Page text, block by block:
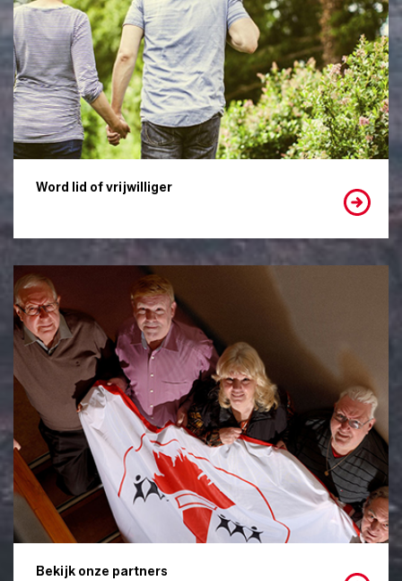
Word lid of vrijwilliger
Bekijk onze partners